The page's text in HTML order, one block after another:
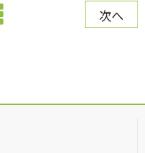
次へ